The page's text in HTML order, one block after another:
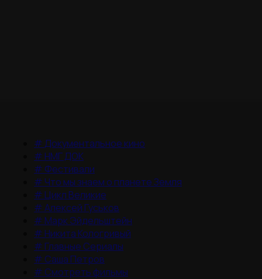
# Документальное кино
# НМГ ДОК
# Фестивали
# Что мы знаем о планете Земля
# Цикл Великие
#Алексей Гуськов
# Марк Эйдельштейн
# Никита Кологривый
# Главные Сериалы
# Саша Петров
# Смотреть фильмы